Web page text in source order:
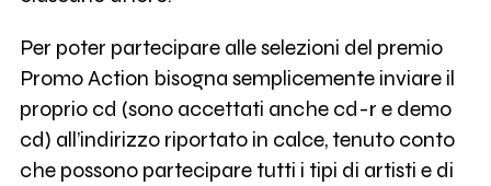
Per poter partecipare alle selezioni del premio
Promo Action bisogna semplicemente inviare il
proprio cd (sono accettati anche cd-r e demo
cd) all’indirizzo riportato in calce, tenuto conto
che possono partecipare tutti i tipi di artisti e di